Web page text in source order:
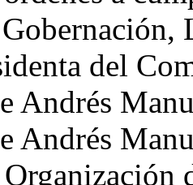
del
Andrés
Andrés